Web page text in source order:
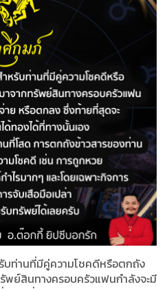
บท่านที่มีคู่ความโชคดีหรือตกถัง
พย์สินทางครอบครัวแฟนกำลังจะมี